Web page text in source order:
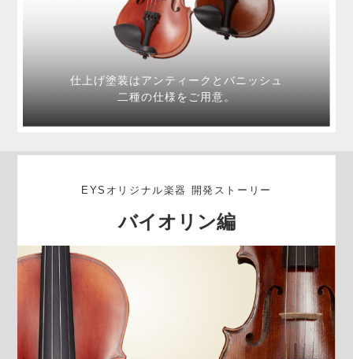
仕上げ塗装はアンティークとバニッシュ
二種の仕様をご用意。
EYSオリジナル楽器 開発ストーリー
バイオリン編